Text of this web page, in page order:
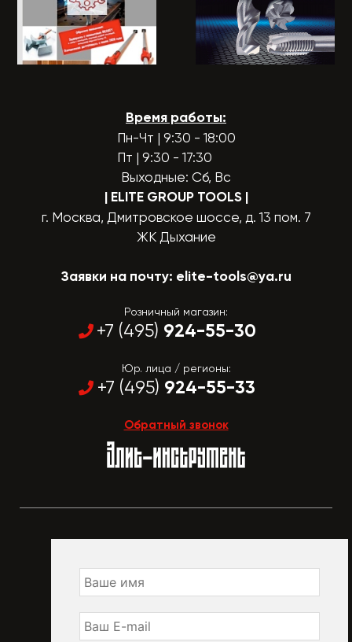
Время работы:
Пн-Чт | 9:30 - 18:00
Пт | 9:30 - 17:30
Выходные: Сб, Вс
| ELITE GROUP TOOLS |
г. Москва, Дмитровское шоссе, д. 13 пом. 7
ЖК Дыхание
Заявки на почту: elite-tools@ya.ru
Розничный магазин:
+7 (495) 924-55-30
Юр. лица / регионы:
+7 (495) 924-55-33
Обратный звонок